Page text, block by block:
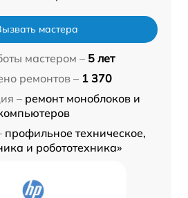
мастера
мастером – 5 лет
ремонтов – 1 370
– ремонт моноблоков и
профильное техническое,
и робототехника»